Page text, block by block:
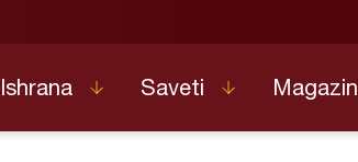
Ishrana Saveti Magazin